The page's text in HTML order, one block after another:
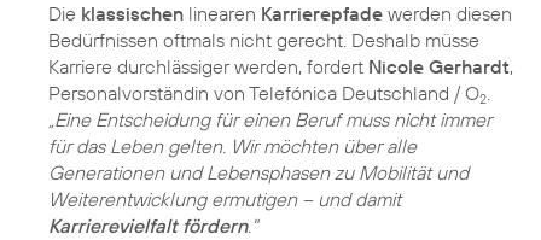
Die klassischen linearen Karrierepfade werden diesen
Bedürfnissen oftmals nicht gerecht. Deshalb müsse
Karriere durchlässiger werden, fordert Nicole Gerhardt,
Personalvorständin von Telefónica Deutschland / O2.
„Eine Entscheidung für einen Beruf muss nicht immer
für das Leben gelten. Wir möchten über alle
Generationen und Lebensphasen zu Mobilität und
Weiterentwicklung ermutigen – und damit
Karrierevielfalt fördern."